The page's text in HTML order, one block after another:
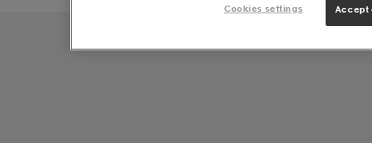
Cookies settings Accept